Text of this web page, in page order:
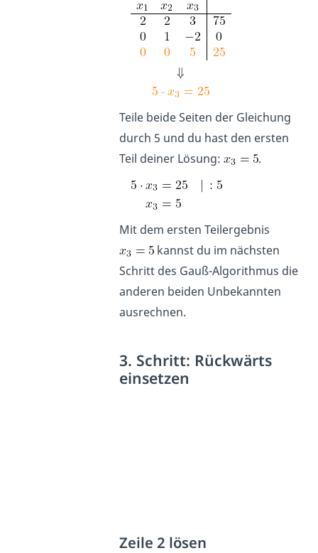
Teile beide Seiten der Gleichung
durch 5 und du hast den ersten
Teil deiner Lösung:
.
Mit dem ersten Teilergebnis
kannst du im nächsten
Schritt des Gauß-Algorithmus die
anderen beiden Unbekannten
ausrechnen.
3. Schritt: Rückwärts
einsetzen
Zeile 2 lösen